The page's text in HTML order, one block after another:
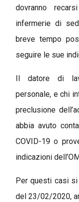
dovranno
infermerie di
breve tempo
seguire le sue
Il datore di
personale, e chi
preclusione
abbia avuto
COVID-19 o
indicazioni
Per questi casi
del 23/02/2020,